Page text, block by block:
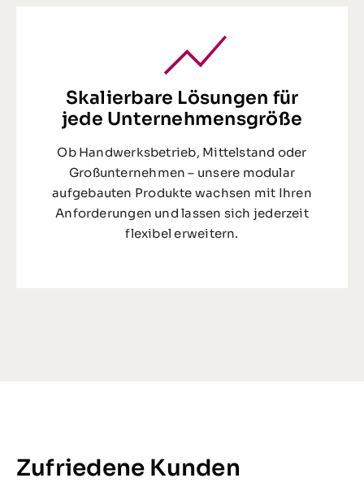
Skalierbare Lösungen für
jede Unternehmensgröße
Ob Handwerksbetrieb, Mittelstand oder
Großunternehmen – unsere modular
aufgebauten Produkte wachsen mit Ihren
Anforderungen und lassen sich jederzeit
flexibel erweitern.
Zufriedene Kunden